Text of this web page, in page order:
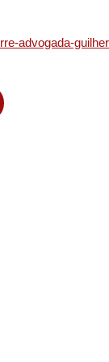
advogada-